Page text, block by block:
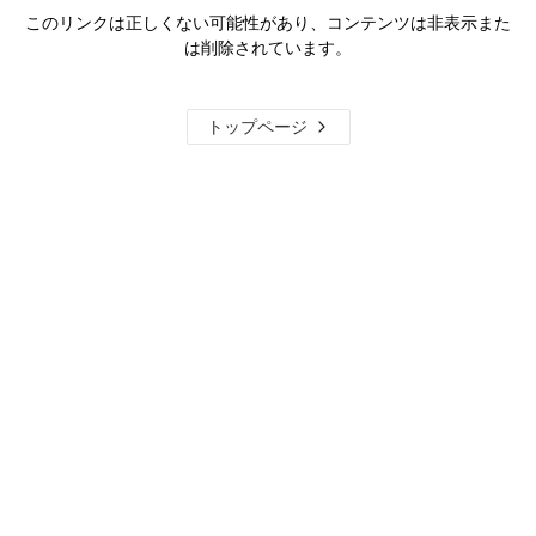
このリンクは正しくない可能性があり、コンテンツは非表示また
は削除されています。
トップページ